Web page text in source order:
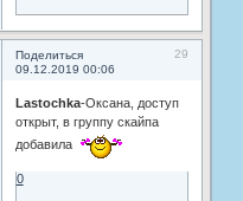
Поделиться
29
09.12.2019 00:06
Lastochka-Оксана, доступ
открыт, в группу скайпа
добавила
0